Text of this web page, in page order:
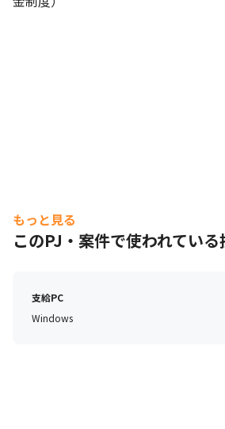
もっと見る
このPJ・案件で使われている
支給PC
Windows